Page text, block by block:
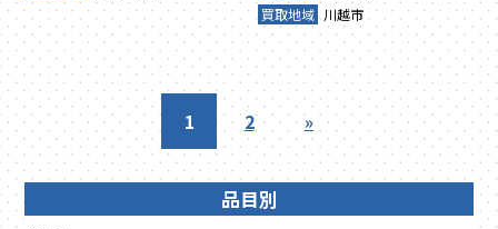
買取地域 川越市
1 2 »
品目別